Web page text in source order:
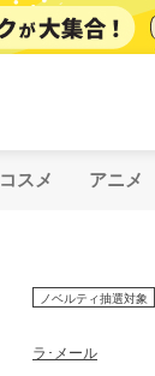
コスメ アニメ
ノベルティ抽選対象
ラ･メール